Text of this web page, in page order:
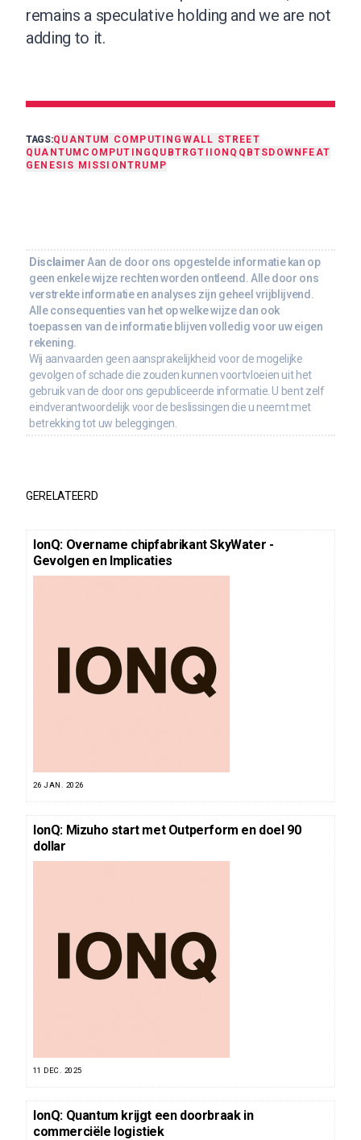
remains a speculative holding and we are not
adding to it.
TAGS:QUANTUM COMPUTING WALL STREET
QUANTUMCOMPUTING QUBT RGTI IONQ QBTS DOWN FEAT
GENESIS MISSION TRUMP
Disclaimer Aan de door ons opgestelde informatie kan op
geen enkele wijze rechten worden ontleend. Alle door ons
verstrekte informatie en analyses zijn geheel vrijblijvend.
Alle consequenties van het op welke wijze dan ook
toepassen van de informatie blijven volledig voor uw eigen
rekening.
Wij aanvaarden geen aansprakelijkheid voor de mogelijke
gevolgen of schade die zouden kunnen voortvloeien uit het
gebruik van de door ons gepubliceerde informatie. U bent zelf
eindverantwoordelijk voor de beslissingen die u neemt met
betrekking tot uw beleggingen.
GERELATEERD
IonQ: Overname chipfabrikant SkyWater -
Gevolgen en Implicaties
26 JAN. 2026
IonQ: Mizuho start met Outperform en doel 90
dollar
11 DEC. 2025
IonQ: Quantum krijgt een doorbraak in
commerciële logistiek